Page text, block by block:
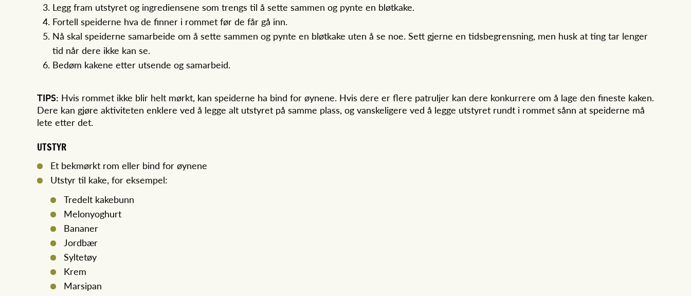
Legg fram utstyret og ingrediensene som trengs til å sette sammen og pynte en bløtkake.
Fortell speiderne hva de finner i rommet før de får gå inn.
Nå skal speiderne samarbeide om å sette sammen og pynte en bløtkake uten å se noe. Sett gjerne en tidsbegrensning, men husk at ting tar lenger
tid når dere ikke kan se.
Bedøm kakene etter utsende og samarbeid.
TIPS: Hvis rommet ikke blir helt mørkt, kan speiderne ha bind for øynene. Hvis dere er flere patruljer kan dere konkurrere om å lage den fineste kaken.
Dere kan gjøre aktiviteten enklere ved å legge alt utstyret på samme plass, og vanskeligere ved å legge utstyret rundt i rommet sånn at speiderne må
lete etter det.
UTSTYR
Et bekmørkt rom eller bind for øynene
Utstyr til kake, for eksempel:
Tredelt kakebunn
Melonyoghurt
Bananer
Jordbær
Syltetøy
Krem
Marsipan